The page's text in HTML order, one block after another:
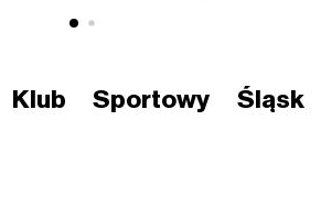
Klub Sportowy Śląsk